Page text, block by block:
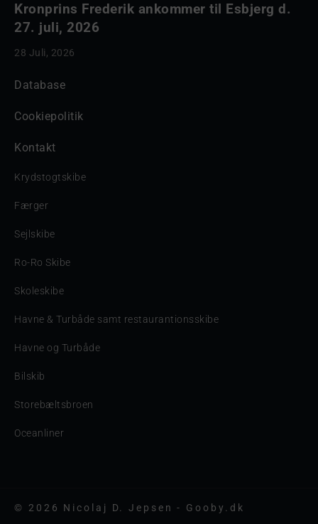
Kronprins Frederik ankommer til Esbjerg d.
27. juli, 2026
28 Juli, 2026
Database
Cookiepolitik
Kontakt
Krydstogtskibe
Færger
Sejlskibe
Ro-Ro Skibe
Skoleskibe
Havne & Turbåde samt restaurantionsskibe
Havne og Turbåde
Bilskib
Storebæltsbroen
Oceanliner
© 2026 Nicolaj D. Jepsen - Gooby.dk